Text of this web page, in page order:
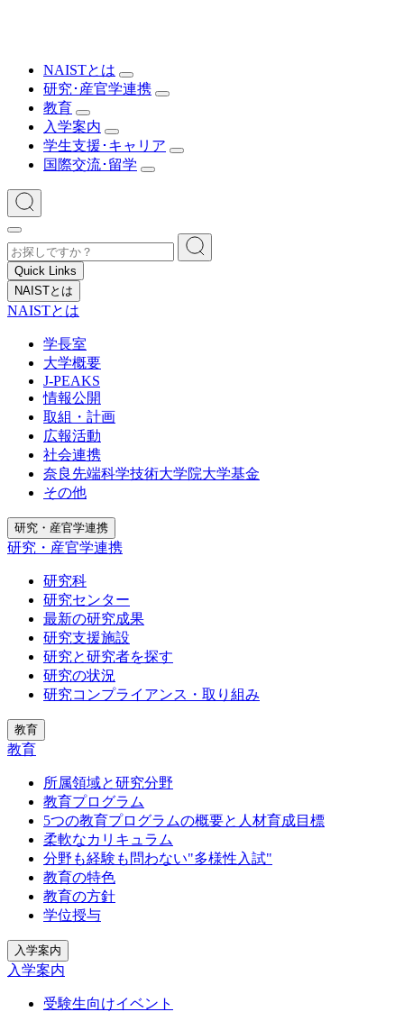
NAISTとは
研究･産官学連携
教育
入学案内
学生支援･キャリア
国際交流･留学
Quick Links
NAISTとは
NAISTとは
学長室
大学概要
J-PEAKS
情報公開
取組・計画
広報活動
社会連携
奈良先端科学技術大学院大学基金
その他
研究・産官学連携
研究・産官学連携
研究科
研究センター
最新の研究成果
研究支援施設
研究と研究者を探す
研究の状況
研究コンプライアンス・取り組み
教育
教育
所属領域と研究分野
教育プログラム
5つの教育プログラムの概要と人材育成目標
柔軟なカリキュラム
分野も経験も問わない"多様性入試"
教育の特色
教育の方針
学位授与
入学案内
入学案内
受験生向けイベント